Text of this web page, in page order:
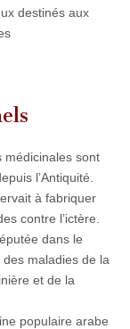
destinés aux
médicinales sont
l’Antiquité.
à fabriquer
contre l’ictère.
dans le
maladies de la
et de la
populaire arabe